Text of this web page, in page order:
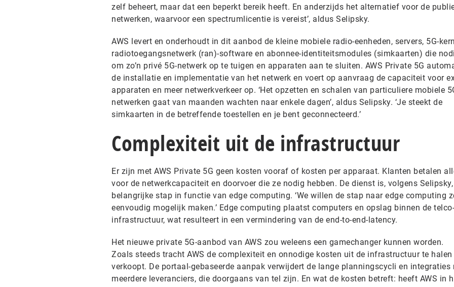
zelf beheert, maar dat een beperkt bereik heeft. En anderzijds het alternatief voor de
netwerken, waarvoor een spectrumlicentie is vereist’, aldus Selipsky.
AWS levert en onderhoudt in dit aanbod de kleine mobiele radio-eenheden, servers, 5G-
radiotoegangsnetwerk (ran)-software en abonnee-identiteitsmodules (simkaarten) die
om zo’n privé 5G-netwerk op te tuigen en apparaten aan te sluiten. AWS Private 5G
de installatie en implementatie van het netwerk en voert op aanvraag de capaciteit voor
apparaten en meer netwerkverkeer op. ‘Het opzetten en schalen van particuliere mobiele
netwerken gaat van maanden wachten naar enkele dagen’, aldus Selipsky. ‘Je steekt de
simkaarten in de betreffende toestellen en je bent geconnecteerd.’
Complexiteit uit de infrastructuur
Er zijn met AWS Private 5G geen kosten vooraf of kosten per apparaat. Klanten betalen
voor de netwerkcapaciteit en doorvoer die ze nodig hebben. De dienst is, volgens Selipsky,
belangrijke stap in functie van edge computing. ‘We willen de stap naar edge computing
eenvoudig mogelijk maken.’ Edge computing plaatst computers en opslag binnen de telco-
infrastructuur, wat resulteert in een vermindering van de end-to-end-latency.
Het nieuwe private 5G-aanbod van AWS zou weleens een gamechanger kunnen worden.
Zoals steeds tracht AWS de complexiteit en onnodige kosten uit de infrastructuur te halen
verkoopt. De portaal-gebaseerde aanpak verwijdert de lange planningscycli en integraties
meerdere leveranciers, die doorgaans van tel zijn. En wat de kosten betreft: heeft AWS in